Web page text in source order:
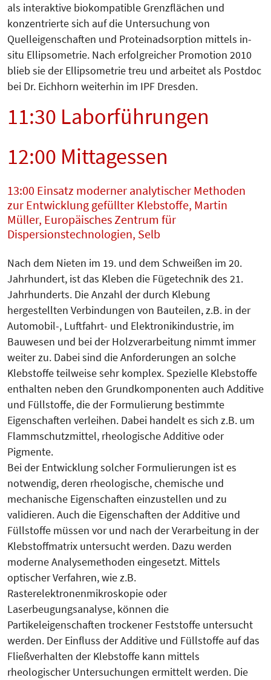
als interaktive biokompatible Grenzflächen und
konzentrierte sich auf die Untersuchung von
Quelleigenschaften und Proteinadsorption mittels in-
situ Ellipsometrie. Nach erfolgreicher Promotion 2010
blieb sie der Ellipsometrie treu und arbeitet als Postdoc
bei Dr. Eichhorn weiterhin im IPF Dresden.
11:30 Laborführungen
12:00 Mittagessen
13:00 Einsatz moderner analytischer Methoden
zur Entwicklung gefüllter Klebstoffe, Martin
Müller, Europäisches Zentrum für
Dispersionstechnologien, Selb
Nach dem Nieten im 19. und dem Schweißen im 20.
Jahrhundert, ist das Kleben die Fügetechnik des 21.
Jahrhunderts. Die Anzahl der durch Klebung
hergestellten Verbindungen von Bauteilen, z.B. in der
Automobil-, Luftfahrt- und Elektronikindustrie, im
Bauwesen und bei der Holzverarbeitung nimmt immer
weiter zu. Dabei sind die Anforderungen an solche
Klebstoffe teilweise sehr komplex. Spezielle Klebstoffe
enthalten neben den Grundkomponenten auch Additive
und Füllstoffe, die der Formulierung bestimmte
Eigenschaften verleihen. Dabei handelt es sich z.B. um
Flammschutzmittel, rheologische Additive oder
Pigmente.
Bei der Entwicklung solcher Formulierungen ist es
notwendig, deren rheologische, chemische und
mechanische Eigenschaften einzustellen und zu
validieren. Auch die Eigenschaften der Additive und
Füllstoffe müssen vor und nach der Verarbeitung in der
Klebstoffmatrix untersucht werden. Dazu werden
moderne Analysemethoden eingesetzt. Mittels
optischer Verfahren, wie z.B.
Rasterelektronenmikroskopie oder
Laserbeugungsanalyse, können die
Partikeleigenschaften trockener Feststoffe untersucht
werden. Der Einfluss der Additive und Füllstoffe auf das
Fließverhalten der Klebstoffe kann mittels
rheologischer Untersuchungen ermittelt werden. Die